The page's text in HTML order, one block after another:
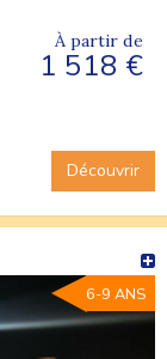
À partir de
1 518 €
Découvrir
6-9 ANS